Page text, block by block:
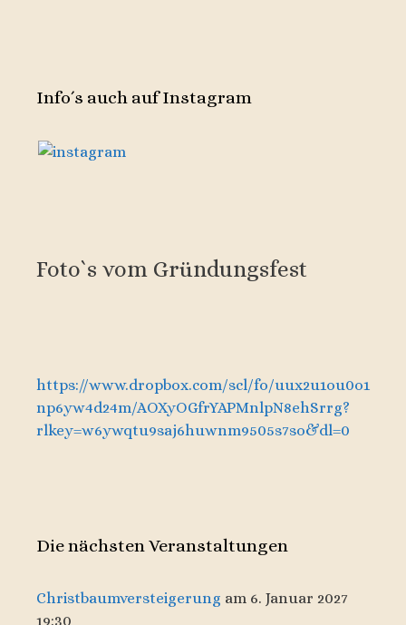
Info´s auch auf Instagram
Foto`s vom Gründungsfest
https://www.dropbox.com/scl/fo/uux2u1ou0o1
np6yw4d24m/AOXyOGfrYAPMnlpN8ehSrrg?
rlkey=w6ywqtu9saj6huwnm9505s7so&dl=0
Die nächsten Veranstaltungen
Christbaumversteigerung am 6. Januar 2027
19:30